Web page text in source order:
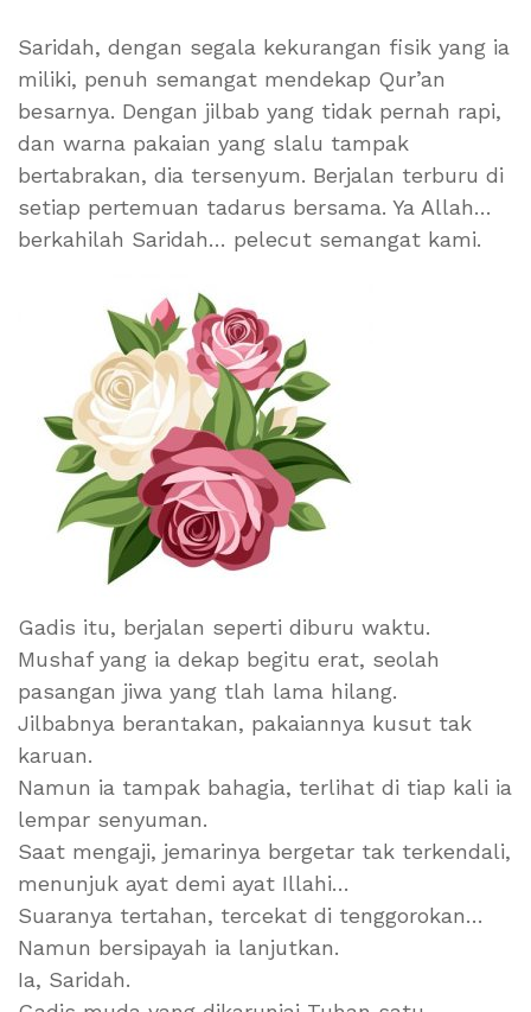
Saridah, dengan segala kekurangan fisik yang ia
miliki, penuh semangat mendekap Qur’an
besarnya. Dengan jilbab yang tidak pernah rapi,
dan warna pakaian yang slalu tampak
bertabrakan, dia tersenyum. Berjalan terburu di
setiap pertemuan tadarus bersama. Ya Allah…
berkahilah Saridah… pelecut semangat kami.
Gadis itu, berjalan seperti diburu waktu.
Mushaf yang ia dekap begitu erat, seolah
pasangan jiwa yang tlah lama hilang.
Jilbabnya berantakan, pakaiannya kusut tak
karuan.
Namun ia tampak bahagia, terlihat di tiap kali ia
lempar senyuman.
Saat mengaji, jemarinya bergetar tak terkendali,
menunjuk ayat demi ayat Illahi…
Suaranya tertahan, tercekat di tenggorokan…
Namun bersipayah ia lanjutkan.
Ia, Saridah.